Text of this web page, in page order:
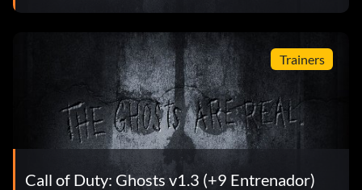
Trainers
Call of Duty: Ghosts v1.3 (+9 Entrenador)